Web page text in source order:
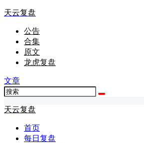
天云复盘
公告
合集
原文
龙虎复盘
文章
天云复盘
首页
每日复盘